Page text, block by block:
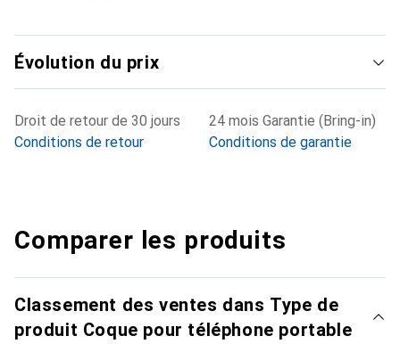
Évolution du prix
Droit de retour de 30 jours
Conditions de retour
24 mois Garantie (Bring-in)
Conditions de garantie
Comparer les produits
Classement des ventes dans Type de
produit Coque pour téléphone portable